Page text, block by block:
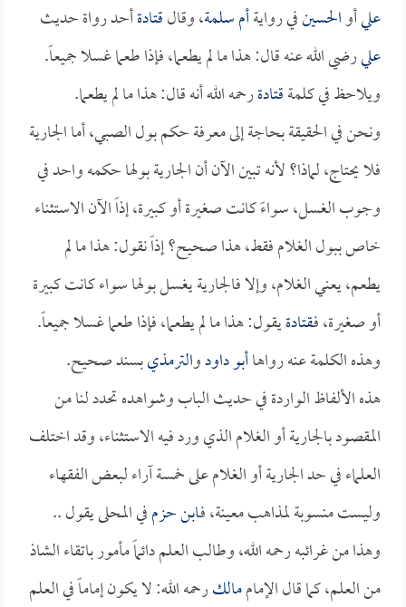
عليأوالحسينفي روايةأم سلمة، وقالقتادةأحد رواة حديث
عليرضي الله عنه قال: هذا ما لم يطعما، فإذا طعما غسلا جميعاً.
ويلاحظ في كلمةقتادةرحمه الله أنه قال: هذا ما لم يطعما.
ونحن في الحقيقة بحاجة إلى معرفة حكم بول الصبي، أما الجارية
فلا يحتاج، لماذا؟ لأنه تبين الآن أن الجارية بولها حكمه واحد في
وجوب الغسل، سواءً كانت صغيرة أو كبيرة، إذاً الآن الاستثناء
خاص ببول الغلام فقط، هذا صحيح؟ إذاً نقول: هذا ما لم
يطعم، يعني الغلام، وإلا فالجارية يغسل بولها سواء كانت كبيرة
أو صغيرة، فـقتادةيقول: هذا ما لم يطعما، فإذا طعما غسلا جميعاً.
وهذه الكلمة عنه رواهاأبو داودوالترمذيبسند صحيح.
هذه الألفاظ الواردة في حديث الباب وشواهده تحدد لنا من
المقصود بالجارية أو الغلام الذي ورد فيه الاستثناء، وقد اختلف
العلماء في حد الجارية أو الغلام على خمسة آراء لبعض الفقهاء
وليست منسوبة لمذاهب معينة، فـابن حزمفي المحلى يقول ..
وهذا من غرائبه رحمه الله، وطالب العلم دائماً مأمور باتقاء الشاذ
من العلم، كما قال الإماممالكرحمه الله: لا يكون إماماً في العلم